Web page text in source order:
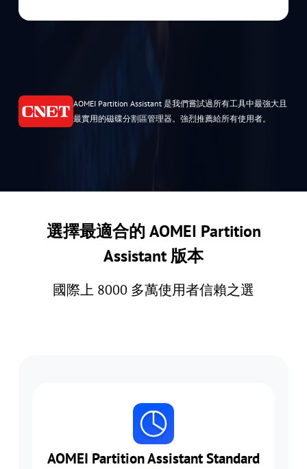
AOMEI Partition Assistant 是我們嘗試過所有工具中最強大且
最實用的磁碟分割區管理器。強烈推薦給所有使用者。
選擇最適合的 AOMEI Partition
Assistant 版本
國際上 8000 多萬使用者信賴之選
AOMEI Partition Assistant Standard